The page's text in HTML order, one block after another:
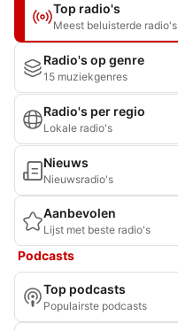
Top radio's
Meest beluisterde radio's
Radio's op genre
15 muziekgenres
Radio's per regio
Lokale radio's
Nieuws
Nieuwsradio's
Aanbevolen
Lijst met beste radio's
Podcasts
Top podcasts
Populairste podcasts